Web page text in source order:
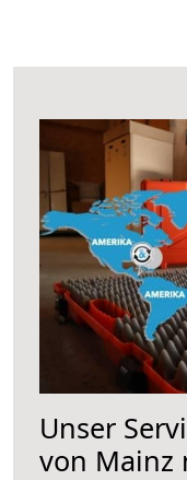
Unser
von Mainz